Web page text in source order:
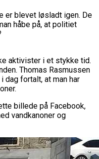
er blevet løsladt igen. De
håbe på, at politiet
aktivister i et stykke tid.
Thomas Rasmussen
dag fortalt, at man har
billede på Facebook,
vandkanoner og